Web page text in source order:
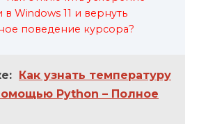
Windows 11 и вернуть
поведение курсора?
Как узнать температуру
Python – Полное